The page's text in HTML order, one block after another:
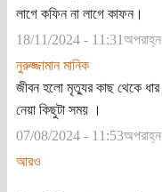
লাগে কফিন না লাগে কাফন।
18/11/2024 - 11:31অপরাহ্ন
নুরুজ্জামান মানিক
জীবন হলো মৃত্যুর কাছ থেকে ধার
নেয়া কিছুটা সময় ।
07/08/2024 - 11:53অপরাহ্ন
আরও